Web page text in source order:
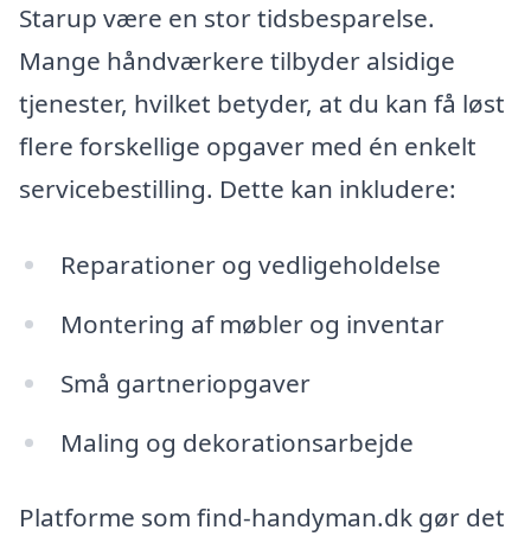
Starup være en stor tidsbesparelse.
Mange håndværkere tilbyder alsidige
tjenester, hvilket betyder, at du kan få løst
flere forskellige opgaver med én enkelt
servicebestilling. Dette kan inkludere:
Reparationer og vedligeholdelse
Montering af møbler og inventar
Små gartneriopgaver
Maling og dekorationsarbejde
Platforme som find-handyman.dk gør det